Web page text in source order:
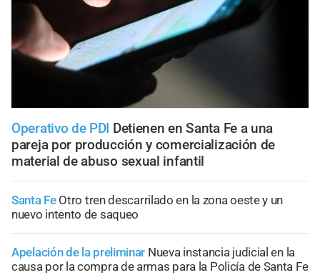
Operativo de PDI Detienen en Santa Fe a una
pareja por producción y comercialización de
material de abuso sexual infantil
Santa Fe Otro tren descarrilado en la zona oeste y un
nuevo intento de saqueo
Apelación de la preliminar Nueva instancia judicial en la
causa por la compra de armas para la Policía de Santa Fe